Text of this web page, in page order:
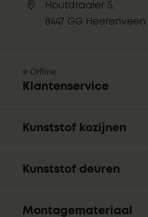
Houtdraaier 5,
8447 GG Heerenveen
Offline
Klantenservice
Kunststof kozijnen
Kunststof deuren
Montagemateriaal